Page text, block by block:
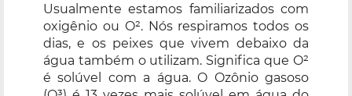
Usualmente estamos familiarizados com
oxigênio ou O². Nós respiramos todos os
dias, e os peixes que vivem debaixo da
água também o utilizam. Significa que O²
é solúvel com a água. O Ozônio gasoso